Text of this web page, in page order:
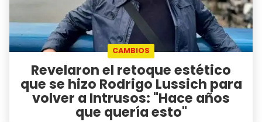
CAMBIOS
Revelaron el retoque estético
que se hizo Rodrigo Lussich para
volver a Intrusos: "Hace años
que quería esto"